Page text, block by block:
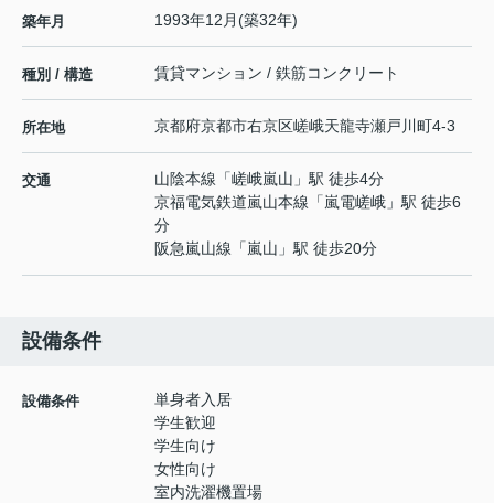
築年月 1993年12月(築32年)
種別 / 構造 賃貸マンション / 鉄筋コンクリート
所在地 京都府京都市右京区嵯峨天龍寺瀬戸川町4-3
交通 山陰本線 「嵯峨嵐山 」駅 徒歩4分
京福電気鉄道嵐山本線 「嵐電嵯峨 」駅 徒歩6
分
阪急嵐山線 「嵐山 」駅 徒歩20分
設備条件
設備条件
単身者入居
学生歓迎
学生向け
女性向け
室内洗濯機置場